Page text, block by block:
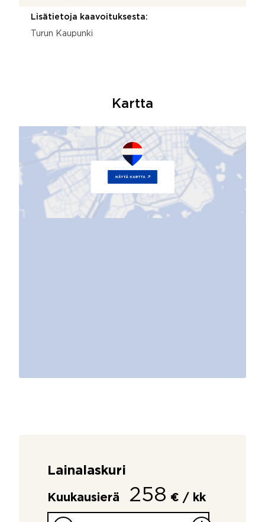
Lisätietoja kaavoituksesta:
Turun Kaupunki
Kartta
Lainalaskuri
Kuukausierä 258 € / kk